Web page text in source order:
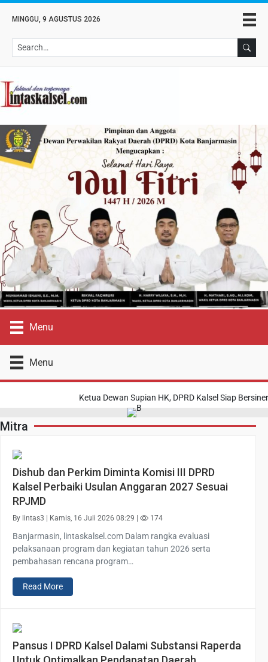
MINGGU, 9 AGUSTUS 2026
Menu
Menu
Ketua Dewan Supian HK, DPRD Kalsel Siap
Mitra
Dishub dan Perkim Diminta Komisi III DPRD
Kalsel Perbaiki Usulan Anggaran 2027 Sesuai
RPJMD
By lintas3 | Kamis, 16 Juli 2026 08:29 | 174
Banjarmasin, lintaskalsel.com Dalam rangka evaluasi
pelaksanaan program dan kegiatan tahun 2026 serta
pembahasan rencana program…
Read More
Pansus I DPRD Kalsel Dalami Substansi Raperda